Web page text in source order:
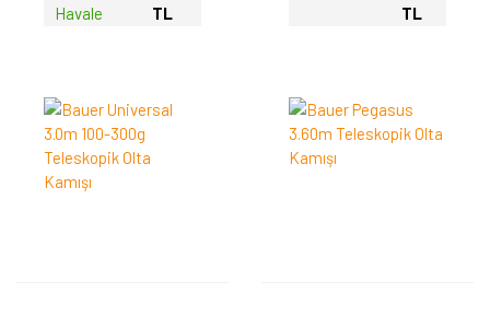
Havale
TL
TL